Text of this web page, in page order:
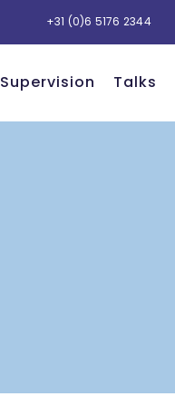
+31 (0)6 5176 2344
Supervision Talks